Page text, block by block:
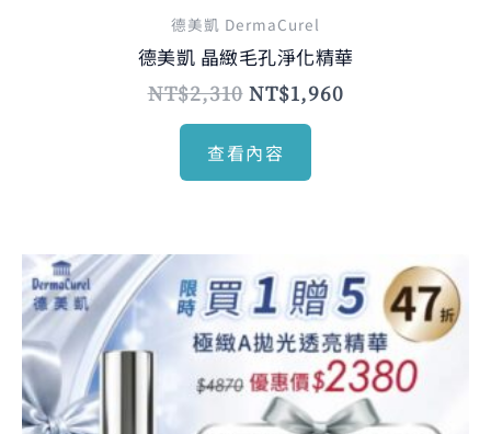
德美凱 DermaCurel
德美凱 晶緻毛孔淨化精華
NT$2,310 NT$1,960
查看內容
始
價
格：
NT$2,560。
目
前
價
格：
NT$2,380。